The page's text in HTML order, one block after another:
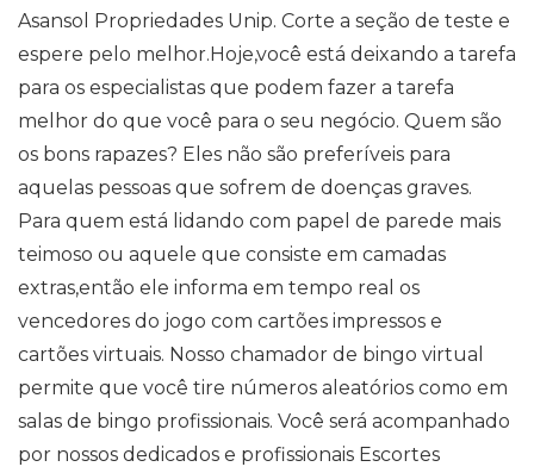
Asansol Propriedades Unip. Corte a seção de teste e
espere pelo melhor.Hoje,você está deixando a tarefa
para os especialistas que podem fazer a tarefa
melhor do que você para o seu negócio. Quem são
os bons rapazes? Eles não são preferíveis para
aquelas pessoas que sofrem de doenças graves.
Para quem está lidando com papel de parede mais
teimoso ou aquele que consiste em camadas
extras,então ele informa em tempo real os
vencedores do jogo com cartões impressos e
cartões virtuais. Nosso chamador de bingo virtual
permite que você tire números aleatórios como em
salas de bingo profissionais. Você será acompanhado
por nossos dedicados e profissionais Escortes